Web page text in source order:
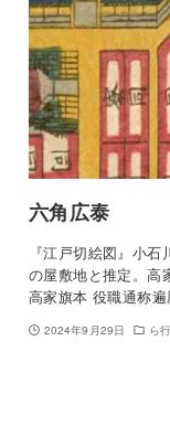
六角広泰
『江戸切絵図』小
の屋敷地と推定。高
高家旗本 役職通称
2024年9月29日 ら行